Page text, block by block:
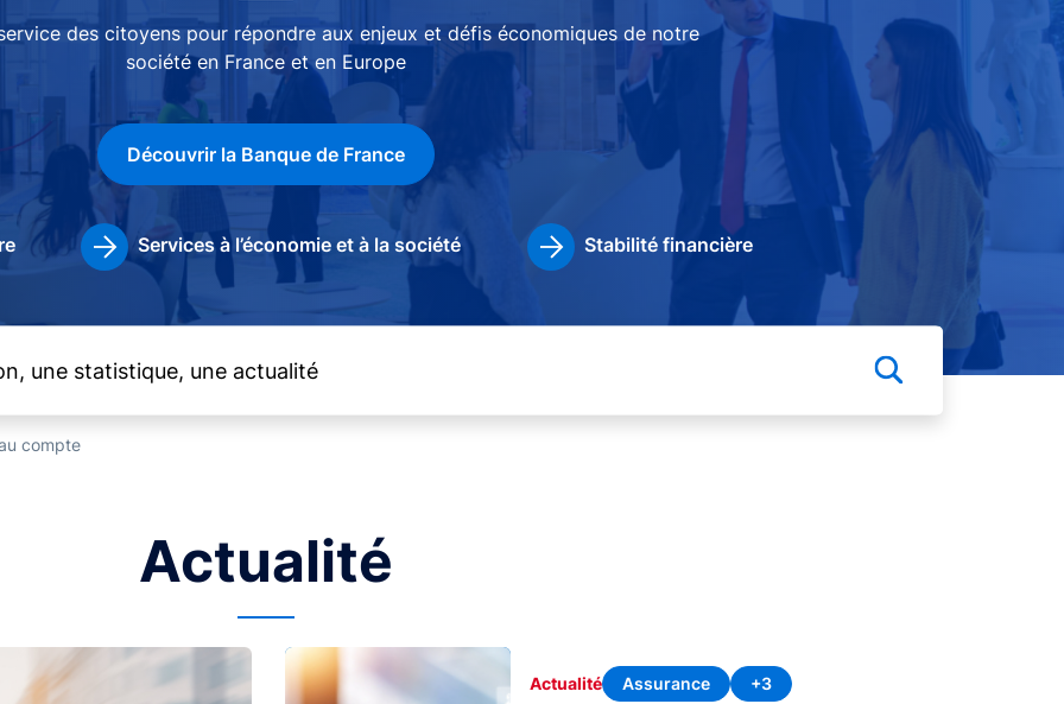
des citoyens pour répondre aux enjeux et défis économiques de notre
société en France et en Europe
Découvrir la Banque de France
Services à l’économie et à la société Stabilité financière
compte
Actualité
Image
Actualité Assurance +3